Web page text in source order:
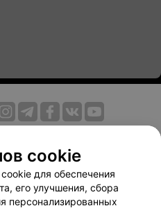
Публичный договор
Способы оплаты
Партнеры
103.by
cookie
для обеспечения
его улучшения, сбора
персонализированных